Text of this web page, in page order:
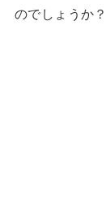
のでしょうか？